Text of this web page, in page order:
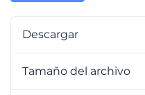
Descargar
Tamaño del archivo